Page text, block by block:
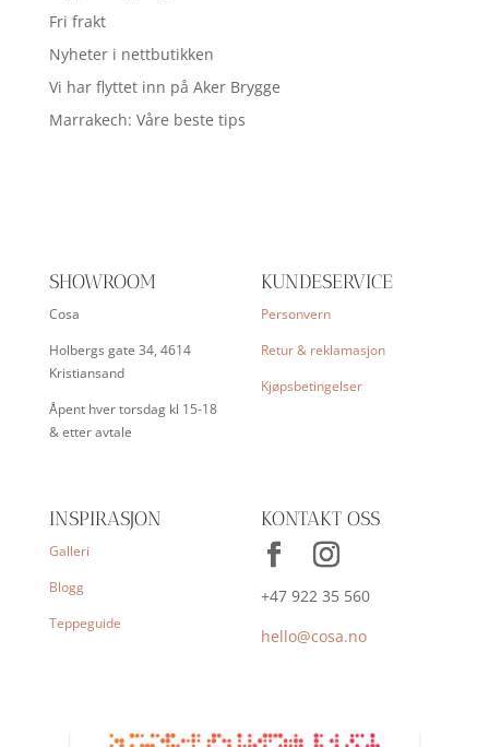
Fri frakt
Nyheter i nettbutikken
Vi har flyttet inn på Aker Brygge
Marrakech: Våre beste tips
SHOWROOM
Cosa
Holbergs gate 34, 4614
Kristiansand
Åpent hver torsdag kl 15-18
& etter avtale
KUNDESERVICE
Personvern
Retur & reklamasjon
Kjøpsbetingelser
INSPIRASJON
Galleri
Blogg
Teppeguide
KONTAKT OSS
+47 922 35 560
hello@cosa.no